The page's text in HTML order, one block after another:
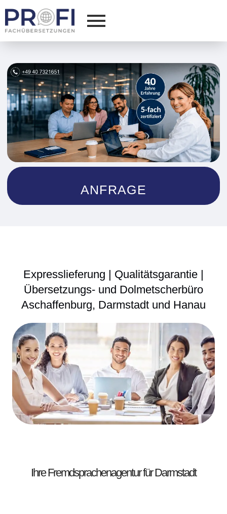
ANFRAGE
Expresslieferung | Qualitätsgarantie |
Übersetzungs- und Dolmetscherbüro
Aschaffenburg, Darmstadt und Hanau
Ihre Fremdsprachenagentur für Darmstadt